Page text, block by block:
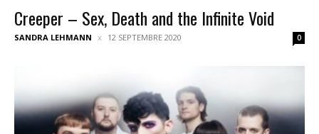
Creeper – Sex, Death and the Infinite Void
SANDRA LEHMANN 12 SEPTEMBRE 2020 0